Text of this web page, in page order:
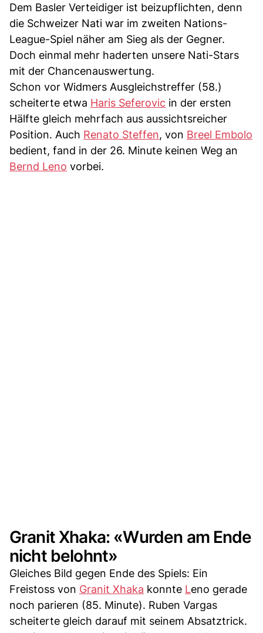
Dem Basler Verteidiger ist beizupflichten, denn
die Schweizer Nati war im zweiten Nations-
League-Spiel näher am Sieg als der Gegner.
Doch einmal mehr haderten unsere Nati-Stars
mit der Chancenauswertung.
Schon vor Widmers Ausgleichstreffer (58.)
scheiterte etwa Haris Seferovic in der ersten
Hälfte gleich mehrfach aus aussichtsreicher
Position. Auch Renato Steffen, von Breel Embolo
bedient, fand in der 26. Minute keinen Weg an
Bernd Leno vorbei.
Granit Xhaka: «Wurden am Ende
nicht belohnt»
Gleiches Bild gegen Ende des Spiels: Ein
Freistoss von Granit Xhaka konnte Leno gerade
noch parieren (85. Minute). Ruben Vargas
scheiterte gleich darauf mit seinem Absatztrick.